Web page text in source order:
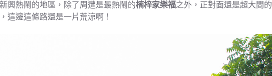
興熱鬧的地區，除了周遭是最熱鬧的楠梓家樂福之外，正對面還是超大間的
這邊這條路還是一片荒涼啊！